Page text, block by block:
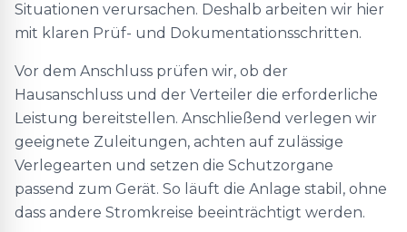
Situationen verursachen. Deshalb arbeiten wir hier
mit klaren Prüf- und Dokumentationsschritten.
Vor dem Anschluss prüfen wir, ob der
Hausanschluss und der Verteiler die erforderliche
Leistung bereitstellen. Anschließend verlegen wir
geeignete Zuleitungen, achten auf zulässige
Verlegearten und setzen die Schutzorgane
passend zum Gerät. So läuft die Anlage stabil, ohne
dass andere Stromkreise beeinträchtigt werden.